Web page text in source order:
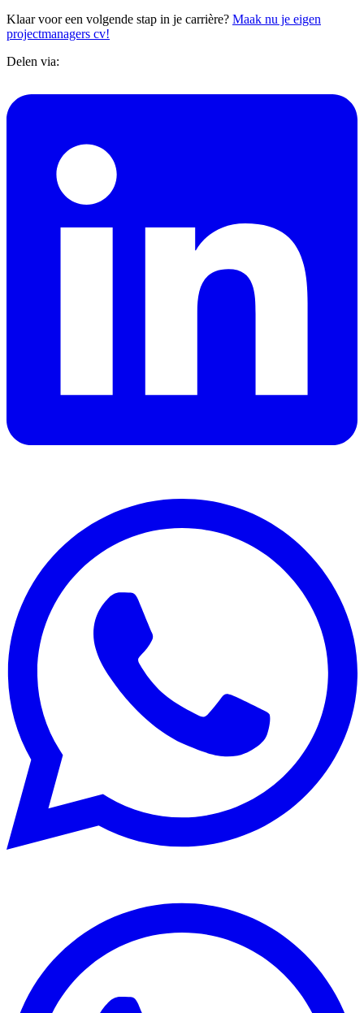
Klaar voor een volgende stap in je carrière? Maak nu je eigen
projectmanagers cv!
Delen via: